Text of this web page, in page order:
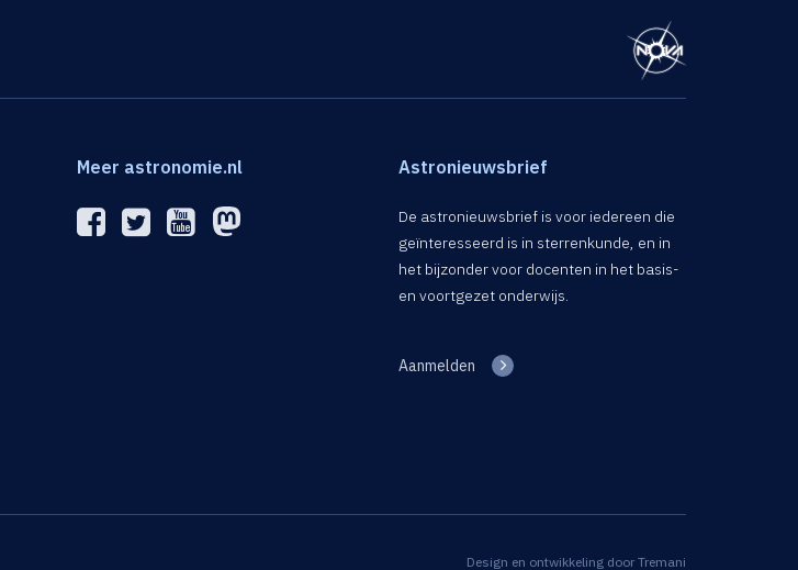
Meer astronomie.nl Astronieuwsbrief
De astronieuwsbrief is voor iedereen die
geïnteresseerd is in sterrenkunde, en in
het bijzonder voor docenten in het basis-
en voortgezet onderwijs.
Aanmelden
Design en ontwikkeling door Tremani